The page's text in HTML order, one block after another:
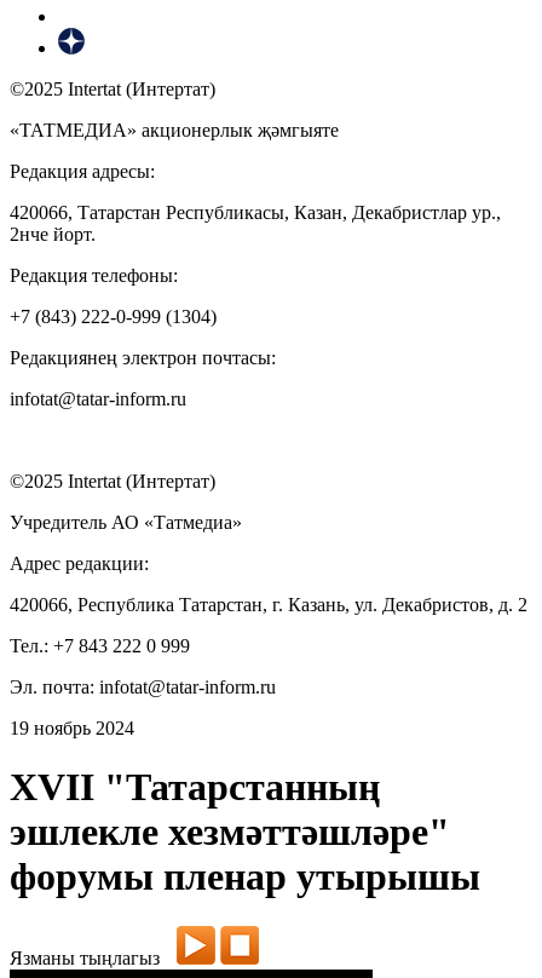
©2025 Intertat (Интертат)
«ТАТМЕДИА» акционерлык җәмгыяте
Редакция адресы:
420066, Татарстан Республикасы, Казан, Декабристлар ур.,
2нче йорт.
Редакция телефоны:
+7 (843) 222-0-999 (1304)
Редакциянең электрон почтасы:
infotat@tatar-inform.ru
©2025 Intertat (Интертат)
Учредитель АО «Татмедиа»
Адрес редакции:
420066, Республика Татарстан, г. Казань, ул. Декабристов, д. 2
Тел.: +7 843 222 0 999
Эл. почта: infotat@tatar-inform.ru
19 ноябрь 2024
XVII "Татарстанның
эшлекле хезмәттәшләре"
форумы пленар утырышы
Язманы тыңлагыз